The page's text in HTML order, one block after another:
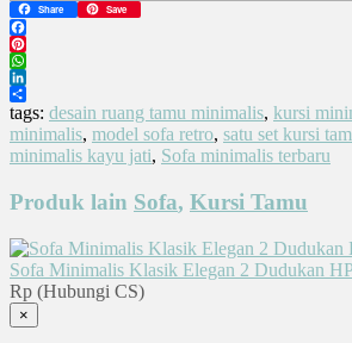
Share Save
Facebook
Pinterest
WhatsApp
LinkedIn
Share
tags: desain ruang tamu minimalis, kursi
minimalis, model sofa retro, satu set kursi
minimalis kayu jati, Sofa minimalis terbaru
Produk lain Sofa, Kursi Tamu
Sofa Minimalis Klasik Elegan 2 Dudukan
Rp (Hubungi CS)
×